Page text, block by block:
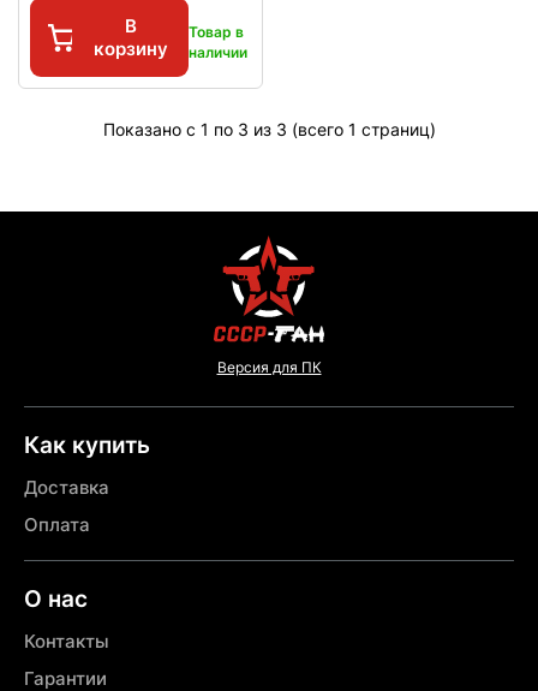
В
корзину
Товар в
наличии
Показано с 1 по 3 из 3 (всего 1 страниц)
Версия для ПК
Как купить
Доставка
Оплата
О нас
Контакты
Гарантии